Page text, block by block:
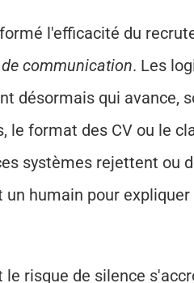
l'efficacité du
communication. Les
désormais qui avance,
le format des CV ou le
systèmes rejettent ou
un humain pour
risque de silence